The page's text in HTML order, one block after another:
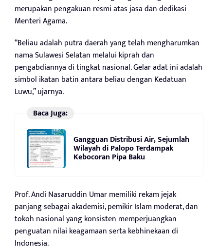
merupakan pengakuan resmi atas jasa dan dedikasi
Menteri Agama.
“Beliau adalah putra daerah yang telah mengharumkan
nama Sulawesi Selatan melalui kiprah dan
pengabdiannya di tingkat nasional. Gelar adat ini adalah
simbol ikatan batin antara beliau dengan Kedatuan
Luwu,” ujarnya.
Baca Juga:
Gangguan Distribusi Air, Sejumlah
Wilayah di Palopo Terdampak
Kebocoran Pipa Baku
Prof. Andi Nasaruddin Umar memiliki rekam jejak
panjang sebagai akademisi, pemikir Islam moderat, dan
tokoh nasional yang konsisten memperjuangkan
penguatan nilai keagamaan serta kebhinekaan di
Indonesia.